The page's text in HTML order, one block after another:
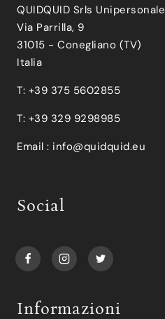
QUIDQUID Srls Unipersonale
Via Parrilla, 9
31015 - Conegliano (TV)
Italia
T: +39 375 5602855
T: +39 329 9298985
Email : info@quidquid.eu
Social
Informazioni